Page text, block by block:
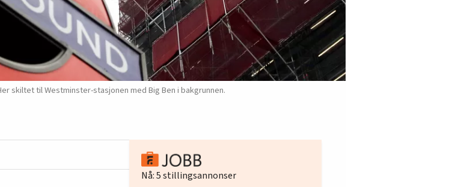
skiltet til Westminster-stasjonen med Big Ben i bakgrunnen.
Nå:5stillingsannonser